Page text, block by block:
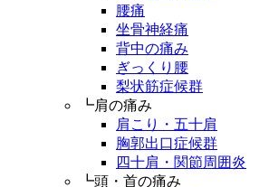
腰痛
坐骨神経痛
背中の痛み
ぎっくり腰
梨状筋症候群
┗肩の痛み
肩こり・五十肩
胸郭出口症候群
四十肩・関節周囲炎
┗頭・首の痛み